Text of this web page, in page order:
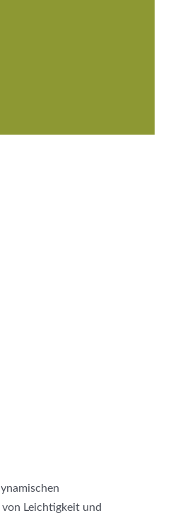
Leichtigkeit und